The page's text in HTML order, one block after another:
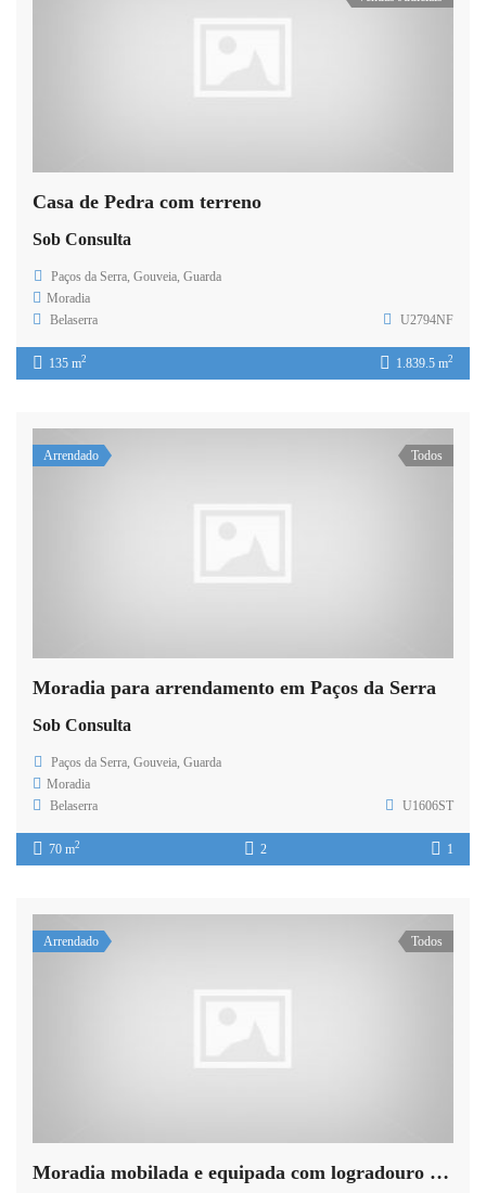
Casa de Pedra com terreno
Sob Consulta
Paços da Serra, Gouveia, Guarda
Moradia
Belaserra
U2794NF
135 m2 1.839.5 m2
Arrendado Todos
Moradia para arrendamento em Paços da Serra
Sob Consulta
Paços da Serra, Gouveia, Guarda
Moradia
Belaserra
U1606ST
70 m2 2 1
Arrendado Todos
Moradia mobilada e equipada com logradouro em Paços da Serra